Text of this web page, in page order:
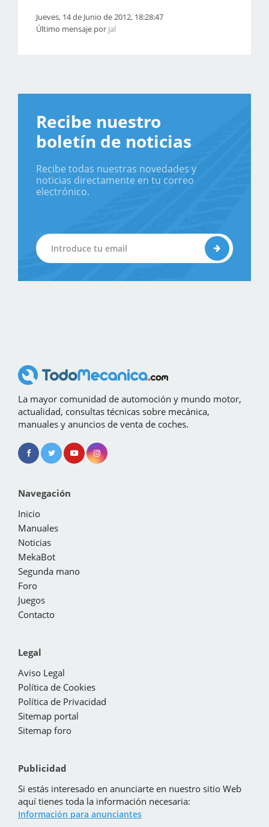
Jueves, 14 de Junio de 2012, 18:28:47
Último mensaje por jal
Recibe nuestro
boletín de noticias
Recibe todas nuestras novedades y
noticias directamente en tu correo
electrónico.
La mayor comunidad de automoción y mundo motor,
actualidad, consultas técnicas sobre mecánica,
manuales y anuncios de venta de coches.
Navegación
Inicio
Manuales
Noticias
MekaBot
Segunda mano
Foro
Juegos
Contacto
Legal
Aviso Legal
Política de Cookies
Política de Privacidad
Sitemap portal
Sitemap foro
Publicidad
Si estás interesado en anunciarte en nuestro sitio Web
aquí tienes toda la información necesaria:
Información para anunciantes